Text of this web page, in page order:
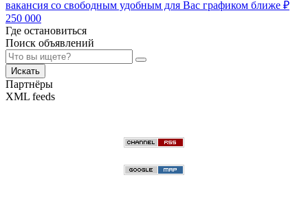
вакансия со свободным удобным для Вас графиком ближе ₽
250 000
Где остановиться
Поиск объявлений
Искать
Партнёры
XML feeds